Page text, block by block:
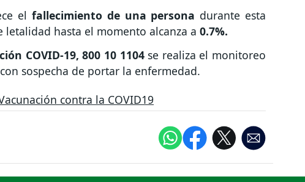
el fallecimiento de una persona durante esta
letalidad hasta el momento alcanza a 0.7%.
COVID-19, 800 10 1104se realiza el monitoreo
sospecha de portar la enfermedad.
contra la COVID19